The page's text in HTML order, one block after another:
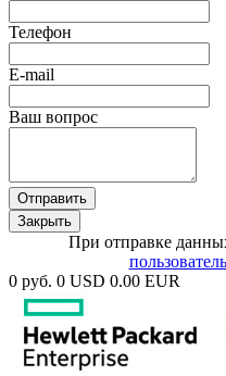
Телефон
E-mail
Ваш вопрос
Отправить
Закрыть
При отправке
0 руб. 0 USD 0.00 EUR